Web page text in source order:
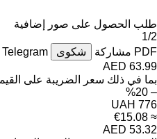
طلب الحصول على صور إضافية
1/2
PDF مشاركة شكوى
Telegram
AED 63.99
بما في ذلك سعر الضريبة على
– 20%
UAH 776
≈ €15.08
AED 53.32